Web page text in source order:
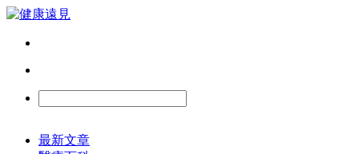
最新文章